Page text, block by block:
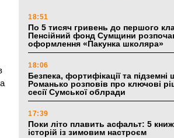
18:51
По 5 тисяч гривень до першого
Пенсійний фонд Сумщини
оформлення «Пакунка школяра»
18:06
Безпека, фортифікації та підземні
Романько розповів про ключові
сесії Сумської облради
17:39
Поки літо плавить асфальт: 5
історій із зимовим настроєм